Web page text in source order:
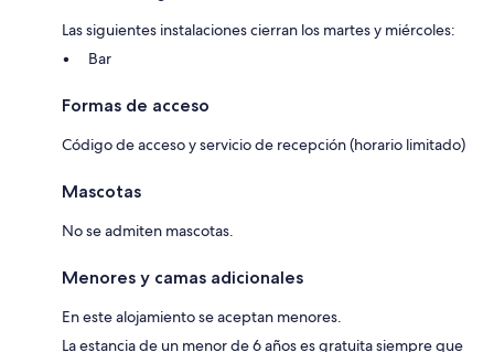
Las siguientes instalaciones cierran los martes y miércoles:
Bar
Formas de acceso
Código de acceso y servicio de recepción (horario limitado)
Mascotas
No se admiten mascotas.
Menores y camas adicionales
En este alojamiento se aceptan menores.
La estancia de un menor de 6 años es gratuita siempre que